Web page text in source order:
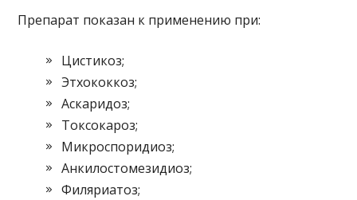
Препарат показан к применению при:
Цистикоз;
Этхококкоз;
Аскаридоз;
Токсокароз;
Микроспоридиоз;
Анкилостомезидиоз;
Филяриатоз;